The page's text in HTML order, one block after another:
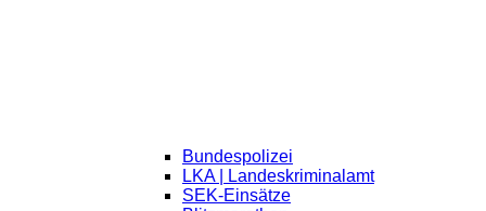
Bundespolizei
LKA | Landeskriminalamt
SEK-Einsätze